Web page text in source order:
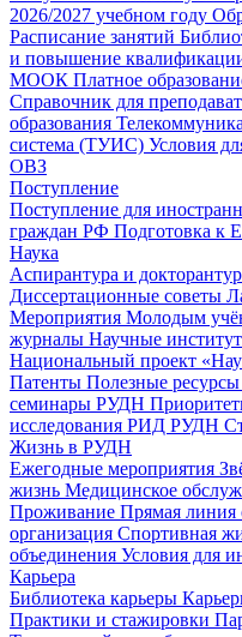
2026/2027 учебном году
Расписание занятий
и повышение
МООК Платное
Справочник для
образования
система (ТУИС) Условия
ОВЗ
Поступление
Поступление для
граждан РФ Подготовка к
Наука
Аспирантура и
Диссертационные советы
Мероприятия Молодым
журналы Научные
Национальный проект
Патенты Полезные ресурсы
семинары РУДН
исследования РИД РУДН
Жизнь в РУДН
Ежегодные мероприятия
жизнь Медицинское
Проживание Прямая линия
организация Спортивная
объединения Условия для
Карьера
Библиотека карьеры
Практики и стажировки